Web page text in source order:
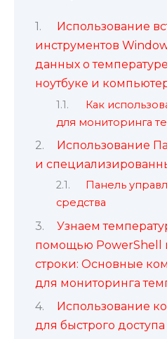
Использование
инструментов
данных о
ноутбуке и
Как
для мониторинга
Использование
и
Панель
средства
Узнаем
помощью PowerShell
строки: Основные
для мониторинга
Использование
для быстрого